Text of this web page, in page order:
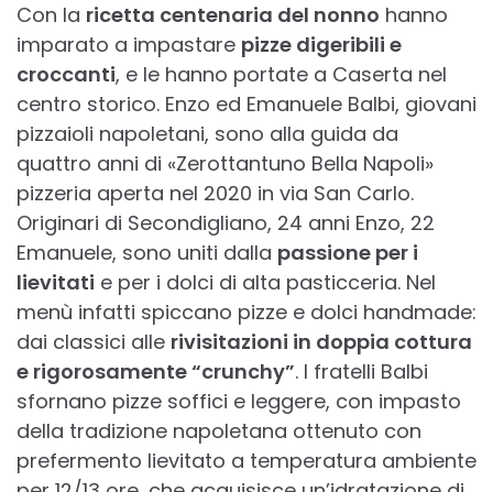
Con la ricetta centenaria del nonno hanno
imparato a impastare pizze digeribili e
croccanti, e le hanno portate a Caserta nel
centro storico. Enzo ed Emanuele Balbi, giovani
pizzaioli napoletani, sono alla guida da
quattro anni di «Zerottantuno Bella Napoli»
pizzeria aperta nel 2020 in via San Carlo.
Originari di Secondigliano, 24 anni Enzo, 22
Emanuele, sono uniti dalla passione per i
lievitati e per i dolci di alta pasticceria. Nel
menù infatti spiccano pizze e dolci handmade:
dai classici alle rivisitazioni in doppia cottura
e rigorosamente “crunchy”. I fratelli Balbi
sfornano pizze soffici e leggere, con impasto
della tradizione napoletana ottenuto con
prefermento lievitato a temperatura ambiente